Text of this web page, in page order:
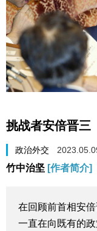
财经
社会
科技
生活与旅游
深度报道
挑战者安倍晋三
政治外交
竹中治坚 [作者简介]
在回顾前首相安
一直在向既有的